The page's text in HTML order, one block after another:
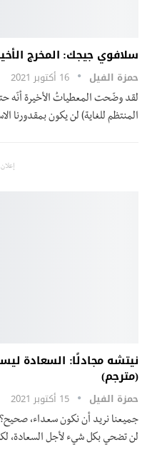
سلافوي جيجك: المخرج
حمزة الفيل 16 أكتوبر 2021
لقد وضّحت المعطياتُ الأخيرة أنّه
المنتظم للغاية) لن يكون بمقدورنا
إعلان
نيتشه مجادلًا: السعادة
(مترجم)
حمزة الفيل 15 أكتوبر 2021
جميعنا نريد أن نكون سعداء، صحيح؟
لن تضحي بكل شيء لأجل السعادة،